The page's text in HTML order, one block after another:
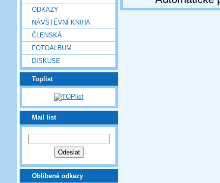
ODKAZY
NÁVŠTĚVNÍ KNIHA
ČLENSKÁ
FOTOALBUM
DISKUSE
Toplist
Mail list
Oblíbené odkazy